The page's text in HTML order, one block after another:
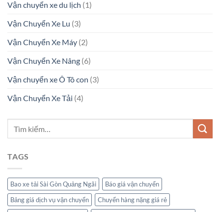
Vận chuyển xe du lịch (1)
Vận Chuyển Xe Lu (3)
Vận Chuyển Xe Máy (2)
Vận Chuyển Xe Nâng (6)
Vận chuyển xe Ô Tô con (3)
Vận Chuyển Xe Tải (4)
TAGS
Bao xe tải Sài Gòn Quảng Ngãi
Báo giá vận chuyển
Bảng giá dịch vụ vận chuyển
Chuyển hàng nặng giá rẻ